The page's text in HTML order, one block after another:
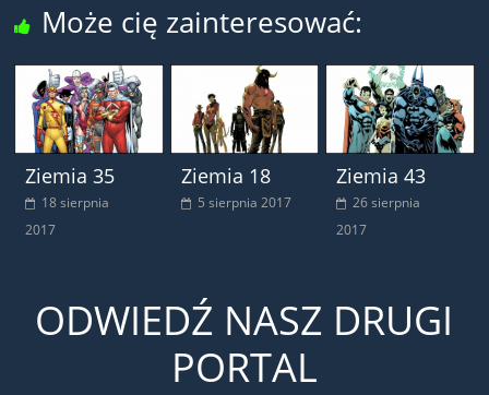
Może cię zainteresować:
Ziemia 35
18 sierpnia
2017
Ziemia 18
5 sierpnia 2017
Ziemia 43
26 sierpnia
2017
ODWIEDŹ NASZ DRUGI
PORTAL